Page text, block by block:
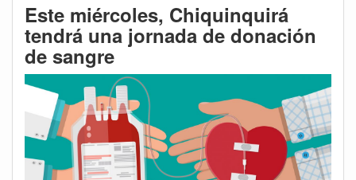
Este miércoles, Chiquinquirá
tendrá una jornada de donación
de sangre